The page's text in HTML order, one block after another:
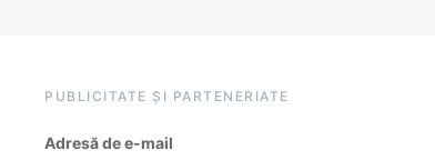
PUBLICITATE ȘI PARTENERIATE
Adresă de e-mail